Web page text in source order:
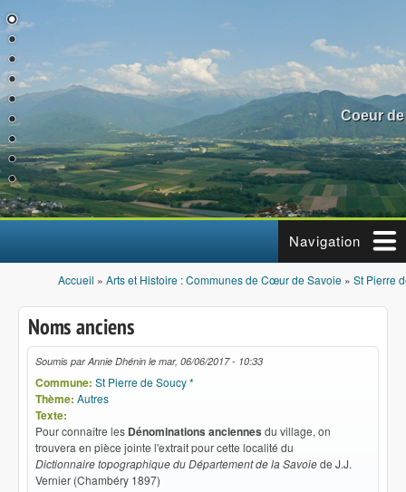
Coeur
Navigation
Vous êtes ici
Accueil » Arts et Histoire : Communes de Cœur de Savoie » St Pierre
Noms anciens
Soumis parAnnie Dhénin le mar, 06/06/2017 - 10:33
Commune: St Pierre de Soucy *
Thème: Autres
Texte:
Pour connaître les Dénominations anciennes du village, on
trouvera en pièce jointe l'extrait pour cette localité du
Dictionnaire topographique du Département de la Savoiede J.J.
Vernier (Chambéry 1897)